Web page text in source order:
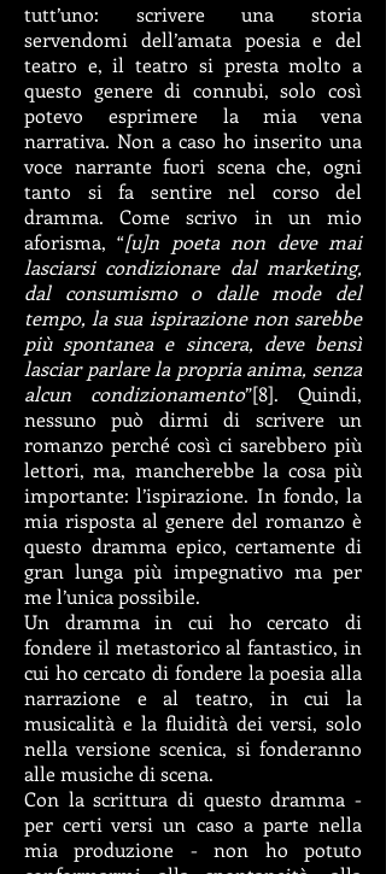
tutt’uno: scrivere una storia
servendomi dell’amata poesia e del
teatro e, il teatro si presta molto a
questo genere di connubi, solo così
potevo esprimere la mia vena
narrativa. Non a caso ho inserito una
voce narrante fuori scena che, ogni
tanto si fa sentire nel corso del
dramma. Come scrivo in un mio
aforisma, “[u]n poeta non deve mai
lasciarsi condizionare dal marketing,
dal consumismo o dalle mode del
tempo, la sua ispirazione non sarebbe
più spontanea e sincera, deve bensì
lasciar parlare la propria anima, senza
alcun condizionamento”[8]. Quindi,
nessuno può dirmi di scrivere un
romanzo perché così ci sarebbero più
lettori, ma, mancherebbe la cosa più
importante: l’ispirazione. In fondo, la
mia risposta al genere del romanzo è
questo dramma epico, certamente di
gran lunga più impegnativo ma per
me l’unica possibile.
Un dramma in cui ho cercato di
fondere il metastorico al fantastico, in
cui ho cercato di fondere la poesia alla
narrazione e al teatro, in cui la
musicalità e la fluidità dei versi, solo
nella versione scenica, si fonderanno
alle musiche di scena.
Con la scrittura di questo dramma -
per certi versi un caso a parte nella
mia produzione - non ho potuto